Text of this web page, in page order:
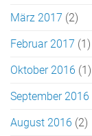
März 2017 (2)
Februar 2017 (1)
Oktober 2016 (1)
September 2016
August 2016 (2)